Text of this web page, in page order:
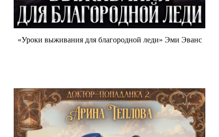
«Уроки выживания для благородной леди» Эми Эванс